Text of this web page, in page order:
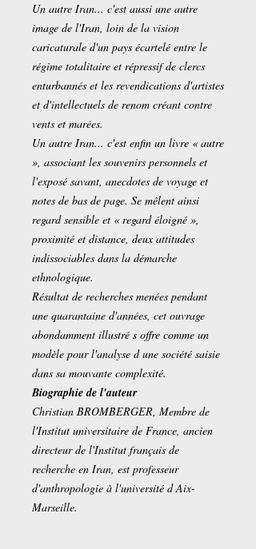
Un autre Iran... c'est aussi une autre
image de l'Iran, loin de la vision
caricaturale d'un pays écartelé entre le
régime totalitaire et répressif de clercs
enturbannés et les revendications d'artistes
et d'intellectuels de renom créant contre
vents et marées.
Un autre Iran... c'est enfin un livre « autre
», associant les souvenirs personnels et
l'exposé savant, anecdotes de voyage et
notes de bas de page. Se mêlent ainsi
regard sensible et « regard éloigné »,
proximité et distance, deux attitudes
indissociables dans la démarche
ethnologique.
Résultat de recherches menées pendant
une quarantaine d'années, cet ouvrage
abondamment illustré s offre comme un
modèle pour l'analyse d une société saisie
dans sa mouvante complexité.
Biographie de l'auteur
Christian BROMBERGER, Membre de
l'Institut universitaire de France, ancien
directeur de l'Institut français de
recherche en Iran, est professeur
d'anthropologie à l'université d Aix-
Marseille.